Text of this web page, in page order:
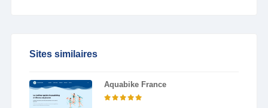
Sites similaires
Aquabike France